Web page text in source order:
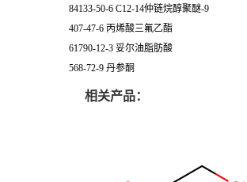
84133-50-6 C12-14仲链烷醇聚醚-9
407-47-6 丙烯酸三氟乙酯
61790-12-3 妥尔油脂肪酸
568-72-9 丹参酮
相关产品：